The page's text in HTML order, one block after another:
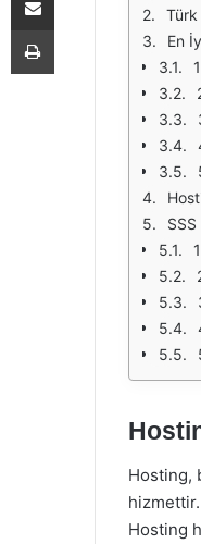
Türk
En
Hosting,
Hosting